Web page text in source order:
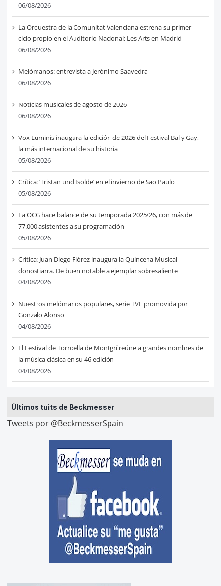
06/08/2026
La Orquestra de la Comunitat Valenciana estrena su primer
ciclo propio en el Auditorio Nacional: Les Arts en Madrid
06/08/2026
Melómanos: entrevista a Jerónimo Saavedra
06/08/2026
Noticias musicales de agosto de 2026
06/08/2026
Vox Luminis inaugura la edición de 2026 del Festival Bal y Gay,
la más internacional de su historia
05/08/2026
Crítica: ‘Tristan und Isolde’ en el invierno de Sao Paulo
05/08/2026
La OCG hace balance de su temporada 2025/26, con más de
77.000 asistentes a su programación
05/08/2026
Crítica: Juan Diego Flórez inaugura la Quincena Musical
donostiarra. De buen notable a ejemplar sobresaliente
04/08/2026
Nuestros melómanos populares, serie TVE promovida por
Gonzalo Alonso
04/08/2026
El Festival de Torroella de Montgrí reúne a grandes nombres de
la música clásica en su 46 edición
04/08/2026
Últimos tuits de Beckmesser
Tweets por @BeckmesserSpain